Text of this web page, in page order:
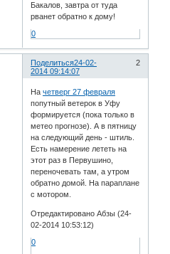
Бакалов, завтра от туда
рванет обратно к дому!
0
Поделиться 2
24-02-
2014 09:14:07
Начетверг 27 февраля
попутный ветерок в Уфу
формируется (пока только в
метео прогнозе). А в пятницу
на следующий день - штиль.
Есть намерение лететь на
этот раз в Первушино,
переночевать там, а утром
обратно домой. На параплане
с мотором.
Отредактировано Абзы (24-
02-2014 10:53:12)
0